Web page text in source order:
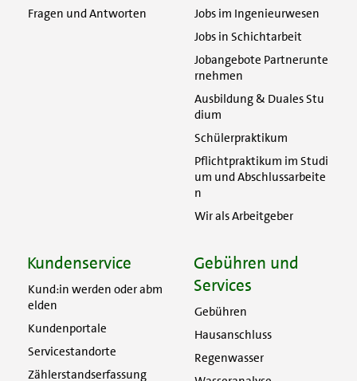
Fragen und Antworten
Jobs im Ingenieurwesen
Jobs in Schichtarbeit
Jobangebote Partnerunte
rnehmen
Ausbildung & Duales Stu
dium
Schülerpraktikum
Pflichtpraktikum im Studi
um und Abschlussarbeite
n
Wir als Arbeitgeber
Kundenservice
Kund:in werden oder abm
elden
Kundenportale
Servicestandorte
Zählerstandserfassung
Gebühren und
Services
Gebühren
Hausanschluss
Regenwasser